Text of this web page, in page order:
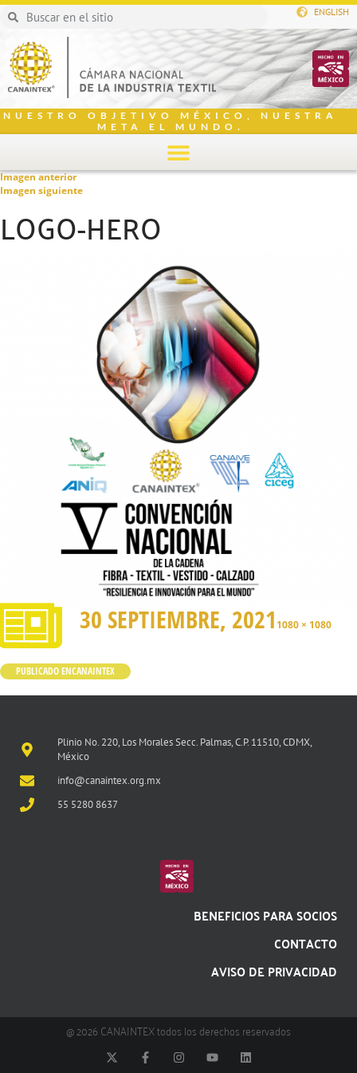
ENGLISH
NUESTRO OBJETIVO MÉXICO, NUESTRA
META EL MUNDO.
Imagen anterior
Imagen siguiente
LOGO-HERO
30 SEPTIEMBRE, 2021 1080 × 1080
PUBLICADO ENCANAINTEX
Plinio No. 220, Los Morales Secc. Palmas, C.P. 11510, CDMX,
México
info@canaintex.org.mx
55 5280 8637
BENEFICIOS PARA SOCIOS
CONTACTO
AVISO DE PRIVACIDAD
@ 2026 CANAINTEX todos los derechos reservados